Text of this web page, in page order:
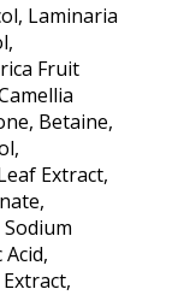
Laminaria
Fruit
Betaine,
Extract,